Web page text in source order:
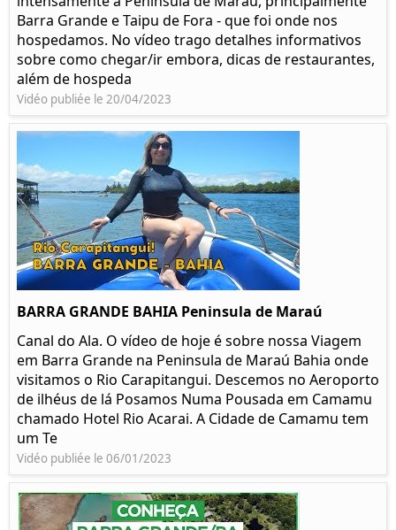
Barra Grande e Taipu de Fora - que foi onde nos
hospedamos. No vídeo trago detalhes informativos
sobre como chegar/ir embora, dicas de restaurantes,
além de hospeda
Vidéo publiée le 20/04/2023
BARRA GRANDE BAHIA Peninsula de Maraú
Canal do Ala. O vídeo de hoje é sobre nossa Viagem
em Barra Grande na Peninsula de Maraú Bahia onde
visitamos o Rio Carapitangui. Descemos no Aeroporto
de ilhéus de lá Posamos Numa Pousada em Camamu
chamado Hotel Rio Acarai. A Cidade de Camamu tem
um Te
Vidéo publiée le 06/01/2023